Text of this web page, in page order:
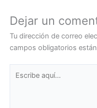
Dejar un
Tu dirección de correo
campos obligatorios